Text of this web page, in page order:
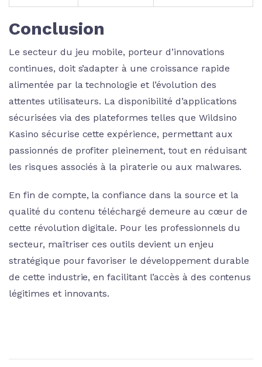
Conclusion
Le secteur du jeu mobile, porteur d’innovations
continues, doit s’adapter à une croissance rapide
alimentée par la technologie et l’évolution des
attentes utilisateurs. La disponibilité d’applications
sécurisées via des plateformes telles que Wildsino
Kasino sécurise cette expérience, permettant aux
passionnés de profiter pleinement, tout en réduisant
les risques associés à la piraterie ou aux malwares.
En fin de compte, la confiance dans la source et la
qualité du contenu téléchargé demeure au cœur de
cette révolution digitale. Pour les professionnels du
secteur, maîtriser ces outils devient un enjeu
stratégique pour favoriser le développement durable
de cette industrie, en facilitant l’accès à des contenus
légitimes et innovants.